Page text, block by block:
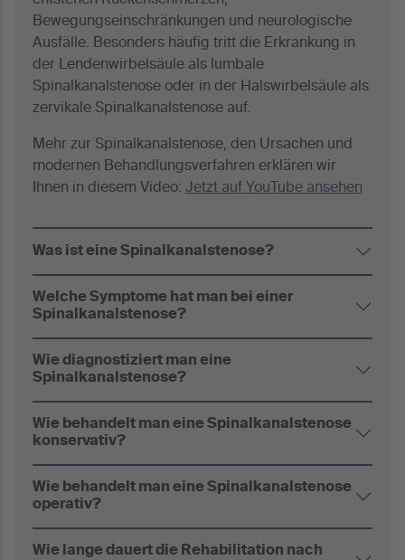
Bewegungseinschränkungen und neurologische
Ausfälle. Besonders häufig tritt die Erkrankung in
der Lendenwirbelsäule als lumbale
Spinalkanalstenose oder in der Halswirbelsäule als
zervikale Spinalkanalstenose auf.
Mehr zur Spinalkanalstenose, den Ursachen und
modernen Behandlungsverfahren erklären wir
Ihnen in diesem Video: Jetzt auf YouTube ansehen
Was ist eine Spinalkanalstenose?
Welche Symptome hat man bei einer
Spinalkanalstenose?
Wie diagnostiziert man eine
Spinalkanalstenose?
Wie behandelt man eine Spinalkanalstenose
konservativ?
Wie behandelt man eine Spinalkanalstenose
operativ?
Wie lange dauert die Rehabilitation nach